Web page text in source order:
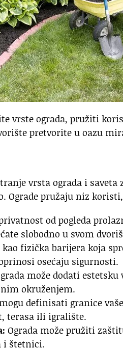
vrste ograda, pružiti
pretvorite u oazu
vrsta ograda i
Ograde pružaju niz
od pogleda
slobodno u svom
kao fizička barijera koja
osećaju sigurnosti.
može dodati
okruženjem.
definisati granice
terasa ili igralište.
Ograda može pružiti
i štetnici.